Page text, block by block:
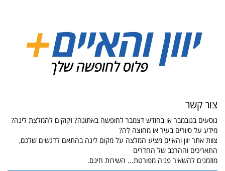
צור קשר
נוסעים בנובמבר או בחודש דצמבר לחופשה באתונה? זקוקים להמלצת לינה?
מידע על סיורים בעיר או מחוצה לה?
צוות אתר יוון והאיים מציע המלצה על מקום לינה בהתאם לדגשים שלכם,
התאריכים וההרכב של החדרים
מוזמנים להשאיר פניה מפורטת... השירות חינם.